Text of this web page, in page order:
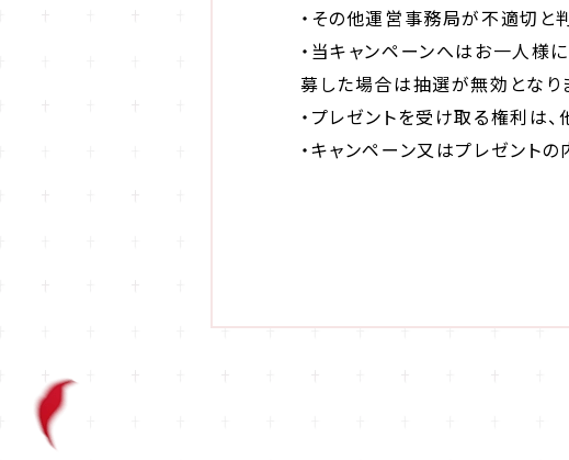
・その他運営事務局が不適切と
・当キャンペーンへはお一人様
募した場合は抽選が無効となり
・プレゼントを受け取る権利は
・キャンペーン又はプレゼント